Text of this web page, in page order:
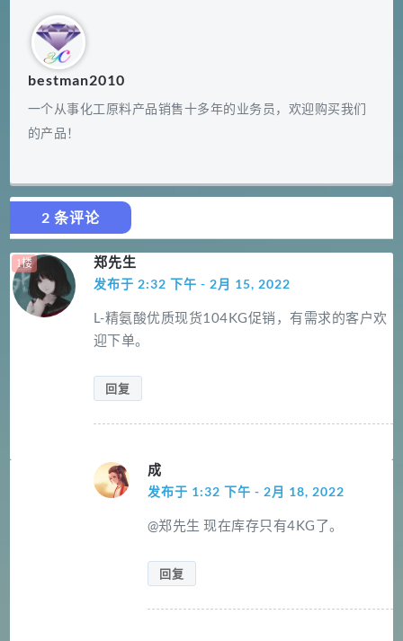
bestman2010
一个从事化工原料产品销售十多年的业务员，欢迎购买我们
的产品！
2 条评论
郑先生
发布于 2:32 下午 - 2月 15, 2022
L-精氨酸优质现货104KG促销，有需求的客户欢
迎下单。
回复
成
发布于 1:32 下午 - 2月 18, 2022
@郑先生 现在库存只有4KG了。
回复